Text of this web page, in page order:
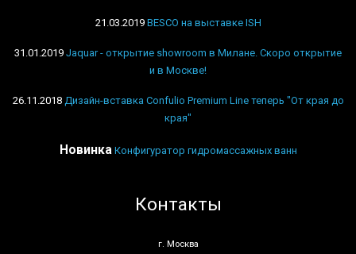
21.03.2019 BESCO на выставке ISH
31.01.2019 Jaquar - открытие showroom в Милане. Скоро открытие
и в Москве!
26.11.2018 Дизайн-вставка Confulio Premium Line теперь "От края до
края"
Новинка Конфигуратор гидромассажных ванн
Контакты
г. Москва